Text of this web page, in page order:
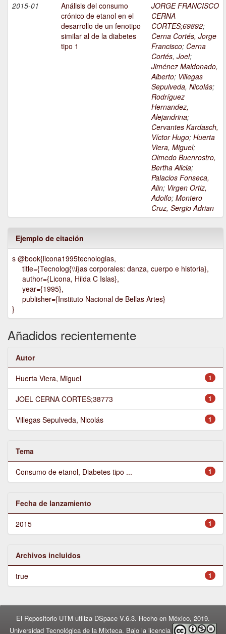
2015-01
Análisis del consumo
crónico de etanol en el
desarrollo de un fenotipo
similar al de la diabetes
tipo 1
JORGE FRANCISCO
CERNA
CORTES;69892;
Cerna Cortés, Jorge
Francisco; Cerna
Cortés, Joel;
Jiménez Maldonado,
Alberto; Villegas
Sepulveda, Nicolás;
Rodríguez
Hernandez,
Alejandrina;
Cervantes Kardasch,
Víctor Hugo; Huerta
Viera, Miguel;
Olmedo Buenrostro,
Bertha Alicia;
Palacios Fonseca,
Alin; Virgen Ortiz,
Adolfo; Montero
Cruz, Sergio Adrian
Ejemplo de citación
s @book{licona1995tecnologias,
title={Tecnolog{\\i}as corporales: danza, cuerpo e historia},
author={Licona, Hilda C Islas},
year={1995},
publisher={Instituto Nacional de Bellas Artes}
}
Añadidos recientemente
Autor
1
Huerta Viera, Miguel
1
JOEL CERNA CORTES;38773
1
Villegas Sepulveda, Nicolás
Tema
1
Consumo de etanol, Diabetes tipo ...
Fecha de lanzamiento
1
2015
Archivos incluidos
1
true
El Repositorio UTM utiliza DSpace V.6.3. Hecho en México, 2019.
Universidad Tecnológica de la Mixteca. Bajo la licencia